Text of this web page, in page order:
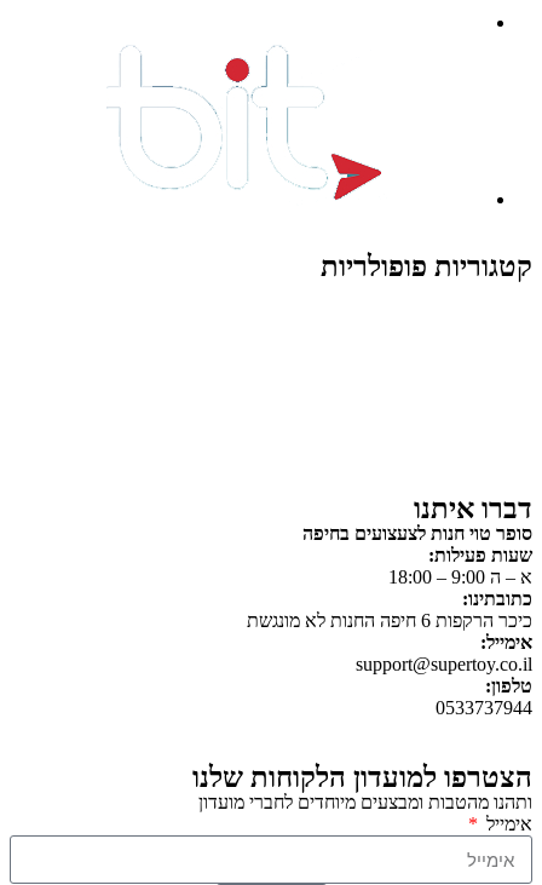
קטגוריות פופולריות
דברו איתנו
סופר טוי חנות לצעצועים בחיפה
שעות פעילות:
א – ה 9:00 – 18:00
כתובתינו:
כיכר הרקפות 6 חיפה החנות לא מונגשת
אימייל:
support@supertoy.co.il
טלפון:
0533737944
הצטרפו למועדון הלקוחות שלנו
ותהנו מהטבות ומבצעים מיוחדים לחברי מועדון
אימייל